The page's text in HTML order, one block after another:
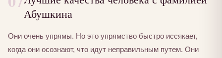
Абушкина
Они очень упрямы. Но это упрямство быстро иссякает,
когда они осознают, что идут неправильным путем. Они